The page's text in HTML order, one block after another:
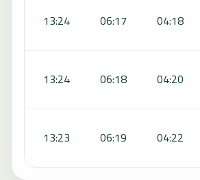
04:18
06:17
13:24
04:20
06:18
13:24
04:22
06:19
13:23